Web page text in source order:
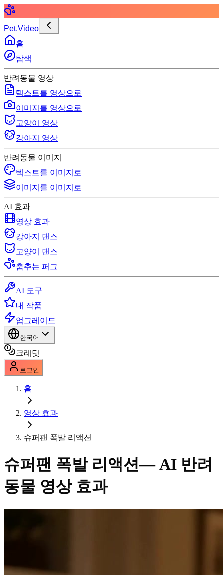
Pet.Video
홈
탐색
반려동물 영상
텍스트를 영상으로
이미지를 영상으로
고양이 영상
강아지 영상
반려동물 이미지
텍스트를 이미지로
이미지를 이미지로
AI 효과
영상 효과
강아지 댄스
고양이 댄스
춤추는 퍼그
AI 도구
내 작품
업그레이드
한국어
크레딧
로그인
홈
영상 효과
슈퍼팬 폭발 리액션
슈퍼팬 폭발 리액션— AI 반려
동물 영상 효과